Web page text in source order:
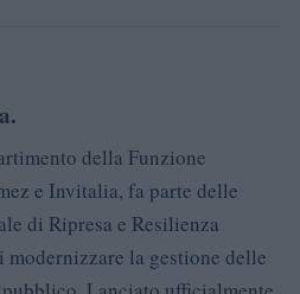
della Funzione
e Invitalia, fa parte delle
di Ripresa e Resilienza
modernizzare la gestione delle